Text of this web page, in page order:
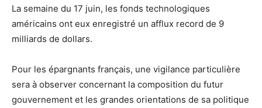
La semaine du 17 juin, les fonds technologiques
américains ont eux enregistré un afflux record de 9
milliards de dollars.
Pour les épargnants français, une vigilance particulière
sera à observer concernant la composition du futur
gouvernement et les grandes orientations de sa politique